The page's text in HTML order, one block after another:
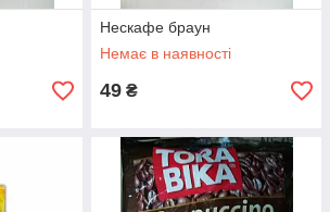
Нескафе браун
Немає в наявності
49 ₴